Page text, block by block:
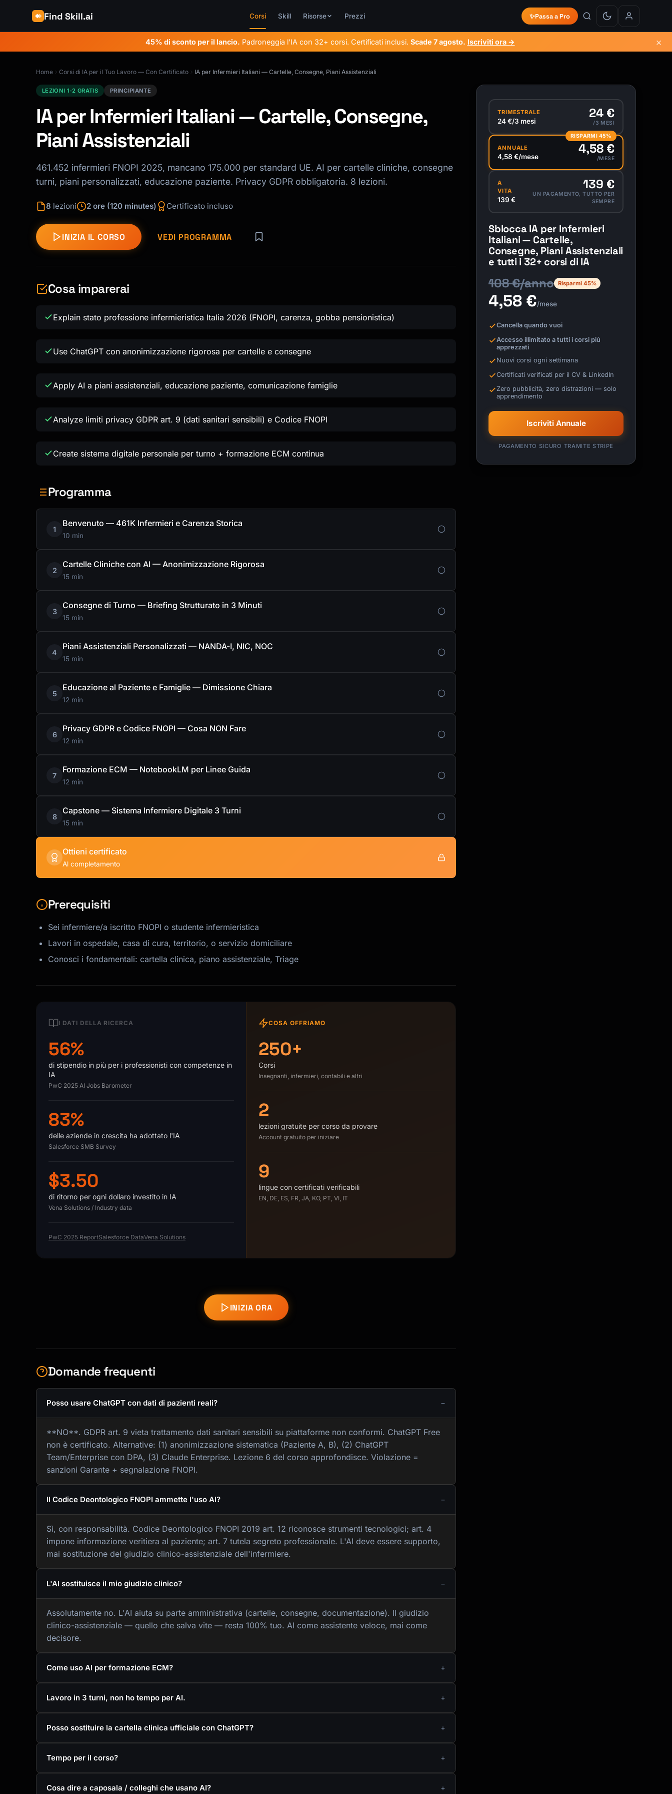
Find Skill.ai Corsi Skill Risorse Prezzi ✨Passa a Pro
45% di sconto per il lancio. Padroneggia l'IA con 32+ corsi. Certificati inclusi. Scade 7 agosto. Iscriviti ora → ×
Home Corsi di IA per il Tuo Lavoro — Con Certificato IA per Infermieri Italiani — Cartelle, Consegne, Piani Assistenziali
LEZIONI 1-2 GRATIS PRINCIPIANTE
IA per Infermieri Italiani — Cartelle, Consegne,
Piani Assistenziali
461.452 infermieri FNOPI 2025, mancano 175.000 per standard UE. AI per cartelle cliniche, consegne
turni, piani personalizzati, educazione paziente. Privacy GDPR obbligatoria. 8 lezioni.
8 lezioni 2 ore (120 minutes) Certificato incluso
INIZIA IL CORSO VEDI PROGRAMMA
Cosa imparerai
Explain stato professione infermieristica Italia 2026 (FNOPI, carenza, gobba pensionistica)
Use ChatGPT con anonimizzazione rigorosa per cartelle e consegne
Apply AI a piani assistenziali, educazione paziente, comunicazione famiglie
Analyze limiti privacy GDPR art. 9 (dati sanitari sensibili) e Codice FNOPI
Create sistema digitale personale per turno + formazione ECM continua
Programma
1
Benvenuto — 461K Infermieri e Carenza Storica
10 min
2
Cartelle Cliniche con AI — Anonimizzazione Rigorosa
15 min
3
Consegne di Turno — Briefing Strutturato in 3 Minuti
15 min
4
Piani Assistenziali Personalizzati — NANDA-I, NIC, NOC
15 min
5
Educazione al Paziente e Famiglie — Dimissione Chiara
12 min
6
Privacy GDPR e Codice FNOPI — Cosa NON Fare
12 min
7
Formazione ECM — NotebookLM per Linee Guida
12 min
8
Capstone — Sistema Infermiere Digitale 3 Turni
15 min
Ottieni certificato
Al completamento
Prerequisiti
Sei infermiere/a iscritto FNOPI o studente infermieristica
Lavori in ospedale, casa di cura, territorio, o servizio domiciliare
Conosci i fondamentali: cartella clinica, piano assistenziale, Triage
I DATI DELLA RICERCA
56%
di stipendio in più per i professionisti con competenze in
IA
PwC 2025 AI Jobs Barometer
83%
delle aziende in crescita ha adottato l'IA
Salesforce SMB Survey
$3.50
di ritorno per ogni dollaro investito in IA
Vena Solutions / Industry data
PwC 2025 ReportSalesforce DataVena Solutions
COSA OFFRIAMO
250+
Corsi
Insegnanti, infermieri, contabili e altri
2
lezioni gratuite per corso da provare
Account gratuito per iniziare
9
lingue con certificati verificabili
EN, DE, ES, FR, JA, KO, PT, VI, IT
INIZIA ORA
Domande frequenti
Posso usare ChatGPT con dati di pazienti reali?
**NO**. GDPR art. 9 vieta trattamento dati sanitari sensibili su piattaforme non conformi. ChatGPT Free
non è certificato. Alternative: (1) anonimizzazione sistematica (Paziente A, B), (2) ChatGPT
Team/Enterprise con DPA, (3) Claude Enterprise. Lezione 6 del corso approfondisce. Violazione =
sanzioni Garante + segnalazione FNOPI.
Il Codice Deontologico FNOPI ammette l'uso AI?
Sì, con responsabilità. Codice Deontologico FNOPI 2019 art. 12 riconosce strumenti tecnologici; art. 4
impone informazione veritiera al paziente; art. 7 tutela segreto professionale. L'AI deve essere supporto,
mai sostituzione del giudizio clinico-assistenziale dell'infermiere.
L'AI sostituisce il mio giudizio clinico?
Assolutamente no. L'AI aiuta su parte amministrativa (cartelle, consegne, documentazione). Il giudizio
clinico-assistenziale — quello che salva vite — resta 100% tuo. AI come assistente veloce, mai come
decisore.
Come uso AI per formazione ECM?
Lavoro in 3 turni, non ho tempo per AI.
Posso sostituire la cartella clinica ufficiale con ChatGPT?
Tempo per il corso?
Cosa dire a caposala / colleghi che usano AI?
TRIMESTRALE
24 €/3 mesi
24 €
/3 MESI
RISPARMI 45%
ANNUALE
4,58 €/mese
4,58 €
/MESE
A
VITA
139 €
139 €
UN PAGAMENTO, TUTTO PER
SEMPRE
Sblocca IA per Infermieri
Italiani — Cartelle,
Consegne, Piani Assistenziali
e tutti i 32+ corsi di IA
108 €/anno Risparmi 45%
4,58 €/mese
Cancella quando vuoi
Accesso illimitato a tutti i corsi più
apprezzati
Nuovi corsi ogni settimana
Certificati verificati per il CV & LinkedIn
Zero pubblicità, zero distrazioni — solo
apprendimento
Iscriviti Annuale
PAGAMENTO SICURO TRAMITE STRIPE